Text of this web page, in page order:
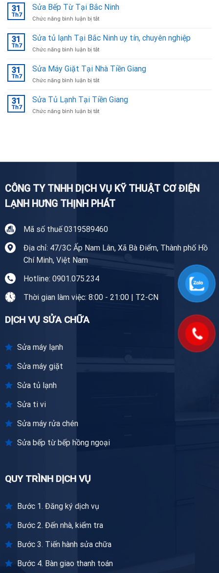
Máy
Tại
Ninh
31
Th7
Sửa Bếp Từ Tại Bắc Ninh
Chức năng bình luận bị tắtở
Bếp
Tại
Ninh
31
Th7
Sửa tủ lạnh Tại Bắc Ninh uy tín, chuyên nghiệp
Chức năng bình luận bị tắtở
tủ
Tại
Ninh
31
Th7
Sửa Máy Giặt Tại Nhà Tiền Giang
Chức năng bình luận bị tắtở
Máy
Giặt
Tại
31
Th7
Sửa Tủ Lạnh Tại Tiền Giang
Chức năng bình luận bị tắtở
Giang
CÔNG TY TNHH DỊCH VỤ KỸ THUẬT CƠ ĐIỆN
LẠNH HƯNG THỊNH PHÁT
Mã số thuế 0319589460
Địa chỉ: 47/3C Ấp Nam Lân, Xã Bà Điểm, Thành phố Hồ
Chí Minh, Việt Nam
Hotline: 0901.075.234
Thời gian làm việc: 8:00 - 21:00 | T2-CN
DỊCH VỤ SỬA CHỮA
Sửa máy lạnh
Sửa máy giặt
Sửa tủ lạnh
Sửa ti vi
Sửa máy rửa chén
Sửa bếp từ bếp hồng ngoại
QUY TRÌNH DỊCH VỤ
Bước 1. Đăng ký dịch vụ
Bước 2. Đến nhà, kiểm tra
Bước 3. Tiến hành sửa chữa
Bước 4. Bàn giao thanh toán